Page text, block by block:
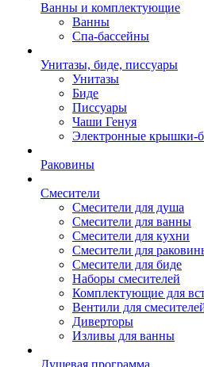
Ванны и комплектующие
Ванны
Спа-бассейны
Унитазы, биде, писсуары
Унитазы
Биде
Писсуары
Чаши Генуя
Электронные крышки-
Раковины
Смесители
Смесители для душа
Смесители для ванны
Смесители для кухни
Смесители для
Смесители для биде
Наборы смесителей
Комплектующие для
Вентили для
Диверторы
Изливы для ванны
Душевая программа